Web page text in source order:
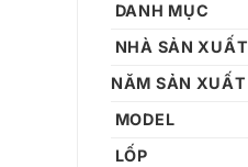
DANH MỤC
NHÀ SẢN XUẤT
NĂM SẢN XUẤT
MODEL
LỐP